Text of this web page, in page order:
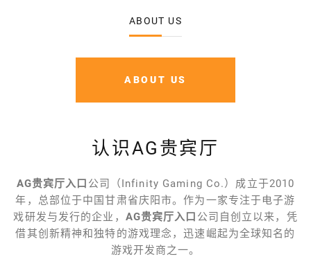
ABOUT US
ABOUT US
认识AG贵宾厅
AG贵宾厅入口 公司（Infinity Gaming Co.）成立于2010
年，总部位于中国甘肃省庆阳市。作为一家专注于电子游
戏研发与发行的企业， AG贵宾厅入口 公司自创立以来，凭
借其创新精神和独特的游戏理念，迅速崛起为全球知名的
游戏开发商之一。